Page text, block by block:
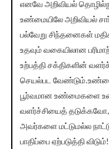
எனவே அறிவியல்
உண்மையிலே அறிவியல்
பல்வேறு சிந்தனைகள்
உதவும் வகையிலான
உற்பத்தி சக்திகளின்
செயல்பட
பூர்வமான உண்மைகளை
வளர்ச்சியைத் தடுக்கவோ,
அவர்களை மட்டுமல்ல
பாதிப்பை ஏற்படுத்தி